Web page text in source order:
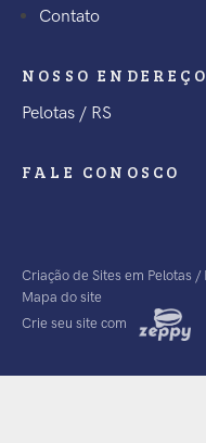
Contato
NOSSO ENDEREÇO
Pelotas / RS
FALE CONOSCO
Criação de Sites em Pelotas
Mapa do site
Crie seu site com